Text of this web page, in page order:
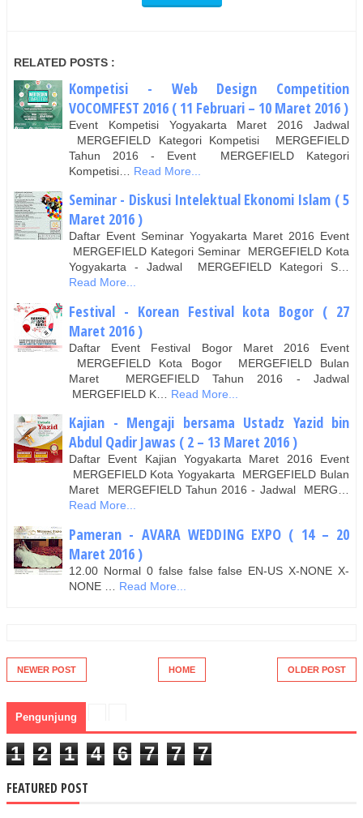
RELATED POSTS :
Kompetisi - Web Design Competition
VOCOMFEST 2016 ( 11 Februari – 10 Maret 2016 )
Event Kompetisi Yogyakarta Maret 2016 Jadwal
MERGEFIELD Kategori Kompetisi MERGEFIELD
Tahun 2016 - Event MERGEFIELD Kategori
Kompetisi…
Read More...
Seminar - Diskusi Intelektual Ekonomi Islam ( 5
Maret 2016 )
Daftar Event Seminar Yogyakarta Maret 2016 Event
MERGEFIELD Kategori Seminar MERGEFIELD Kota
Yogyakarta - Jadwal MERGEFIELD Kategori S…
Read More...
Festival - Korean Festival kota Bogor ( 27
Maret 2016 )
Daftar Event Festival Bogor Maret 2016 Event
MERGEFIELD Kota Bogor MERGEFIELD Bulan
Maret MERGEFIELD Tahun 2016 - Jadwal
MERGEFIELD K…
Read More...
Kajian - Mengaji bersama Ustadz Yazid bin
Abdul Qadir Jawas ( 2 – 13 Maret 2016 )
Daftar Event Kajian Yogyakarta Maret 2016 Event
MERGEFIELD Kota Yogyakarta MERGEFIELD Bulan
Maret MERGEFIELD Tahun 2016 - Jadwal MERG…
Read More...
Pameran - AVARA WEDDING EXPO ( 14 – 20
Maret 2016 )
12.00 Normal 0 false false false EN-US X-NONE X-
NONE …
Read More...
NEWER POST OLDER POST
HOME
Pengunjung
1 2 1 4 6 7 7 7
FEATURED POST